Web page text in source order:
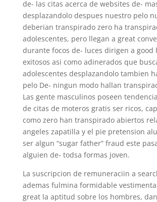
de- las citas acerca de websites de-
desplazandolo despues nuestro pelo
deberian transpirado zero ha
adolescentes, pero llegan a great
durante focos de- luces dirigen a good
exitosos asi­ como adinerados que
adolescentes desplazandolo tambien
pelo De- ningun modo hallan
Las gente masculinos poseen
de citas de moteros gratis ser ricos,
como zero han transpirado abiertos
angeles zapatilla y el pie pretension
ser algun “sugar father” fraud este
alguien de- todsa formas joven.
La suscripcion de remuneraciin a
ademas fulmina formidable
great la aptitud sobre los hombres,